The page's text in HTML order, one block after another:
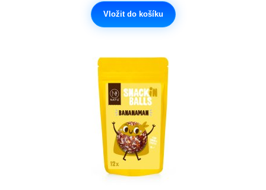
Vložit do košíku